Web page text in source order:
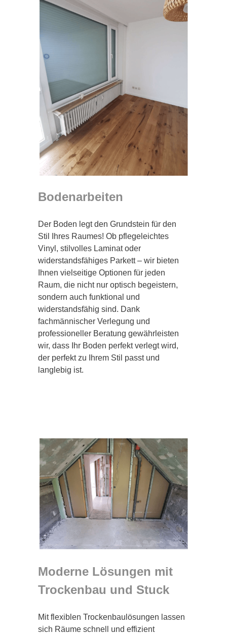
Bodenarbeiten
Der Boden legt den Grundstein für den
Stil Ihres Raumes! Ob pflegeleichtes
Vinyl, stilvolles Laminat oder
widerstandsfähiges Parkett – wir bieten
Ihnen vielseitige Optionen für jeden
Raum, die nicht nur optisch begeistern,
sondern auch funktional und
widerstandsfähig sind. Dank
fachmännischer Verlegung und
professioneller Beratung gewährleisten
wir, dass Ihr Boden perfekt verlegt wird,
der perfekt zu Ihrem Stil passt und
langlebig ist.
Moderne Lösungen mit
Trockenbau und Stuck
Mit flexiblen Trockenbaulösungen lassen
sich Räume schnell und effizient